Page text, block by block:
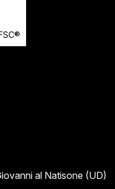
al Natisone (UD)